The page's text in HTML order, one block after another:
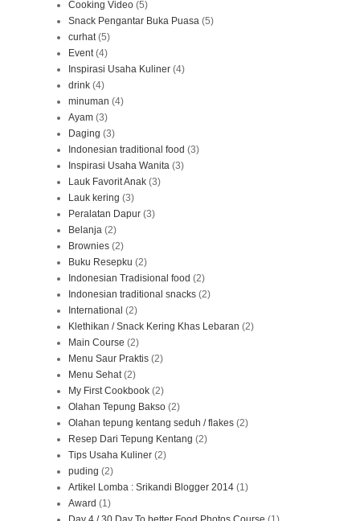
Cooking Video (5)
Snack Pengantar Buka Puasa (5)
curhat (5)
Event (4)
Inspirasi Usaha Kuliner (4)
drink (4)
minuman (4)
Ayam (3)
Daging (3)
Indonesian traditional food (3)
Inspirasi Usaha Wanita (3)
Lauk Favorit Anak (3)
Lauk kering (3)
Peralatan Dapur (3)
Belanja (2)
Brownies (2)
Buku Resepku (2)
Indonesian Tradisional food (2)
Indonesian traditional snacks (2)
International (2)
Klethikan / Snack Kering Khas Lebaran (2)
Main Course (2)
Menu Saur Praktis (2)
Menu Sehat (2)
My First Cookbook (2)
Olahan Tepung Bakso (2)
Olahan tepung kentang seduh / flakes (2)
Resep Dari Tepung Kentang (2)
Tips Usaha Kuliner (2)
puding (2)
Artikel Lomba : Srikandi Blogger 2014 (1)
Award (1)